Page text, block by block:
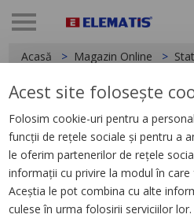
Acasă Magazin Online
<
Statie incarcare
alternativ tip
cu doua prize TIP
Acest site folosește
Folosim cookie-uri pentru a
funcții de rețele sociale și pentru a
le oferim partenerilor de rețele
informații cu privire la modul în
Aceștia le pot combina cu alte
culese în urma folosirii serviciilor